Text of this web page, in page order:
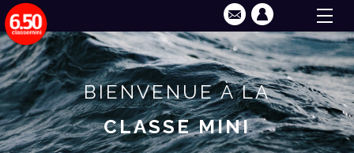
BIENVENUE À LA
CLASSE MINI